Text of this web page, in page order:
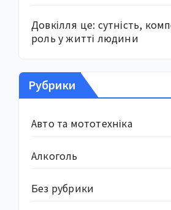
Довкілля це: сутність,
роль у житті людини
Рубрики
Авто та мототехніка
Алкоголь
Без рубрики